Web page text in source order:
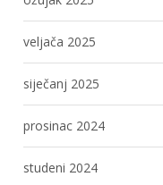
veljača 2025
siječanj 2025
prosinac 2024
studeni 2024